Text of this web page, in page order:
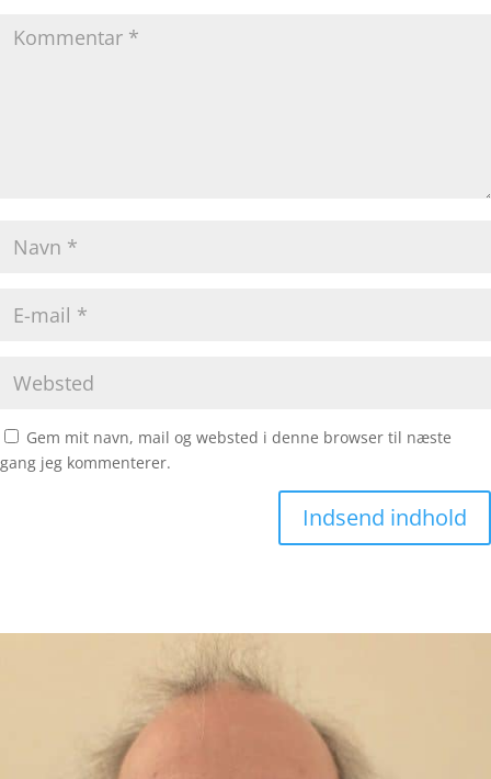
Gem mit navn, mail og websted i denne browser til næste
gang jeg kommenterer.
Indsend indhold